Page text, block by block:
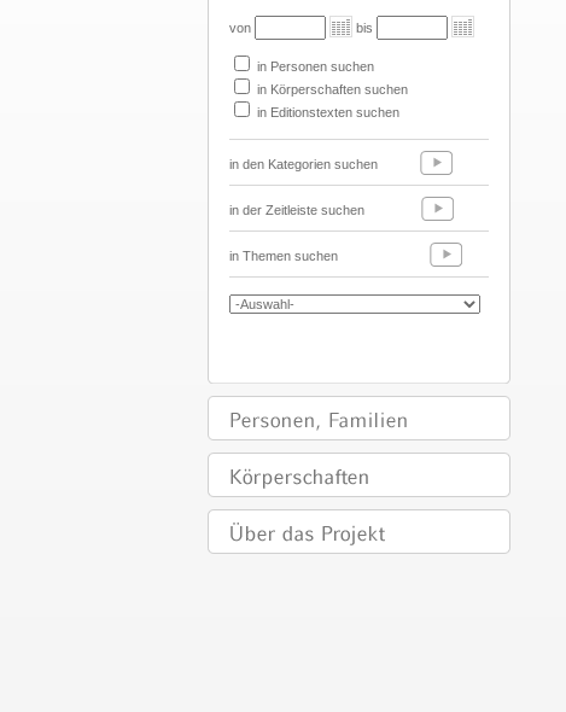
von bis
in Personen suchen
in Körperschaften suchen
in Editionstexten suchen
in den Kategorien suchen
in der Zeitleiste suchen
in Themen suchen